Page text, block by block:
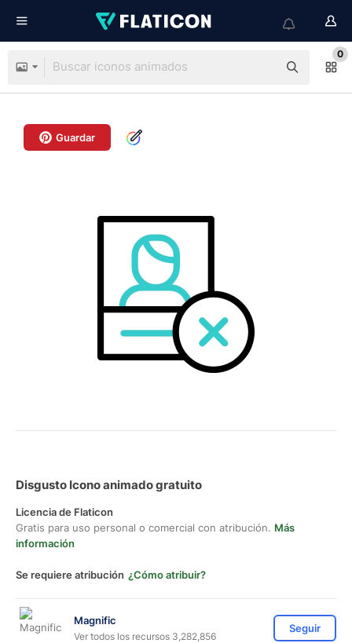
0
Guardar
Disgusto Icono animado gratuito
Licencia de Flaticon
Gratis para uso personal o comercial con atribución. Más
información
Se requiere atribución ¿Cómo atribuir?
Magnific
Ver todos los recursos 3,282,856
Seguir